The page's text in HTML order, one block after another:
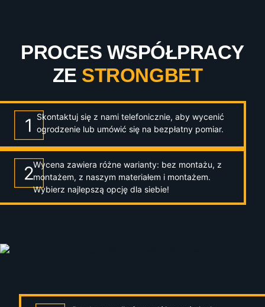
PROCES WSPÓŁPRACY
ZE STRONGBET
Skontaktuj się z nami telefonicznie, aby wycenić
ogrodzenie lub umówić się na bezpłatny pomiar.
Wycena zawiera różne warianty: bez montażu, z
montażem, z naszym materiałem i montażem.
Wybierz najlepszą opcję dla siebie!